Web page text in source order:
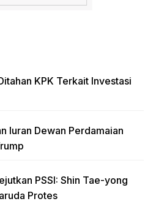
KPK Terkait Investasi
Iuran Dewan Perdamaian
PSSI: Shin Tae-yong
Protes